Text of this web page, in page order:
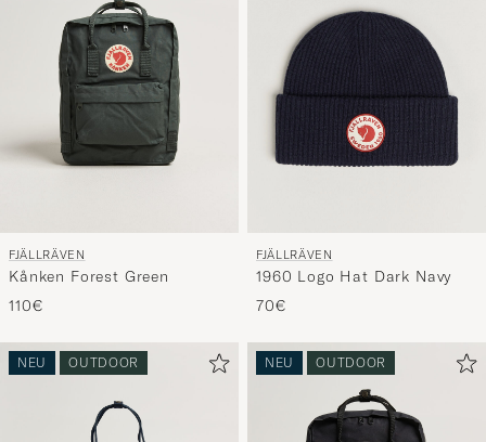
FJÄLLRÄVEN
Kånken Forest Green
110€
FJÄLLRÄVEN
1960 Logo Hat Dark Navy
70€
NEU OUTDOOR NEU OUTDOOR